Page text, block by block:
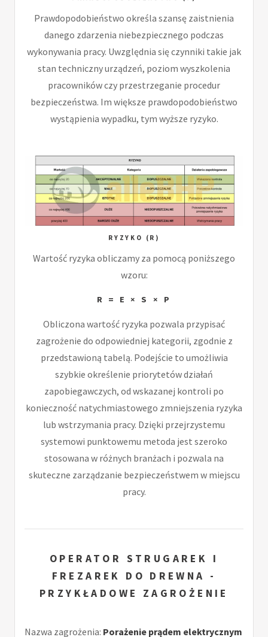
Prawdopodobieństwo określa szansę zaistnienia
danego zdarzenia niebezpiecznego podczas
wykonywania pracy. Uwzględnia się czynniki takie jak
stan techniczny urządzeń, poziom wyszkolenia
pracowników czy przestrzeganie procedur
bezpieczeństwa. Im większe prawdopodobieństwo
wystąpienia wypadku, tym wyższe ryzyko.
RYZYKO (R)
Wartość ryzyka obliczamy za pomocą poniższego
wzoru:
R = E × S × P
Obliczona wartość ryzyka pozwala przypisać
zagrożenie do odpowiedniej kategorii, zgodnie z
przedstawioną tabelą. Podejście to umożliwia
szybkie określenie priorytetów działań
zapobiegawczych, od wskazanej kontroli po
konieczność natychmiastowego zmniejszenia ryzyka
lub wstrzymania pracy. Dzięki przejrzystemu
systemowi punktowemu metoda jest szeroko
stosowana w różnych branżach i pozwala na
skuteczne zarządzanie bezpieczeństwem w miejscu
pracy.
OPERATOR STRUGAREK I
FREZAREK DO DREWNA -
PRZYKŁADOWE ZAGROŻENIE
Nazwa zagrożenia: Porażenie prądem elektrycznym